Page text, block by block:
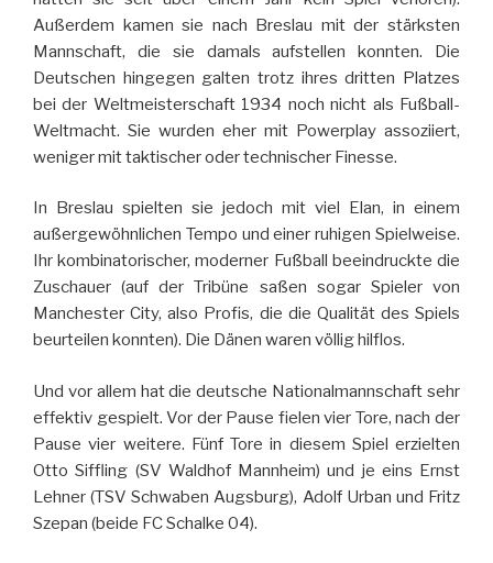
Außerdem kamen sie nach Breslau mit der stärksten
Mannschaft, die sie damals aufstellen konnten. Die
Deutschen hingegen galten trotz ihres dritten Platzes
bei der Weltmeisterschaft 1934 noch nicht als Fußball-
Weltmacht. Sie wurden eher mit Powerplay assoziiert,
weniger mit taktischer oder technischer Finesse.
In Breslau spielten sie jedoch mit viel Elan, in einem
außergewöhnlichen Tempo und einer ruhigen Spielweise.
Ihr kombinatorischer, moderner Fußball beeindruckte die
Zuschauer (auf der Tribüne saßen sogar Spieler von
Manchester City, also Profis, die die Qualität des Spiels
beurteilen konnten). Die Dänen waren völlig hilflos.
Und vor allem hat die deutsche Nationalmannschaft sehr
effektiv gespielt. Vor der Pause fielen vier Tore, nach der
Pause vier weitere. Fünf Tore in diesem Spiel erzielten
Otto Siffling (SV Waldhof Mannheim) und je eins Ernst
Lehner (TSV Schwaben Augsburg), Adolf Urban und Fritz
Szepan (beide FC Schalke 04).